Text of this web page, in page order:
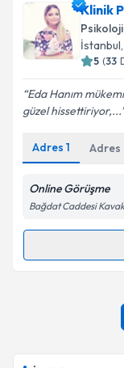
Doç. Dr.
oluşturun.
takvim
Kişisel
Metni'ni
Klinik
Psikoloji
İstanbul
5 (33
Eda Hanım
güzel hissettiriyor,...
Adres 1 Adres
Online Görüşme
Bağdat Caddesi
Randevu
Klinik
talebi